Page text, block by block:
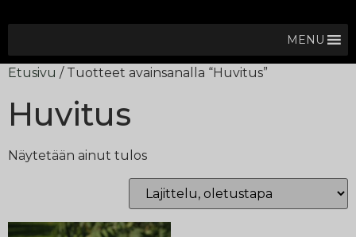
MENU
Etusivu / Tuotteet avainsanalla “Huvitus”
Huvitus
Näytetään ainut tulos